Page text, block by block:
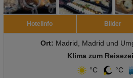
Hotelinfo Bilder
Ort: Madrid, Madrid und
Klima zum
°C
°C